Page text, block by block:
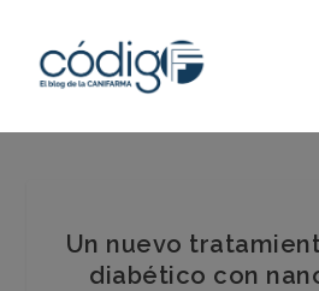
Un nuevo
diabético con